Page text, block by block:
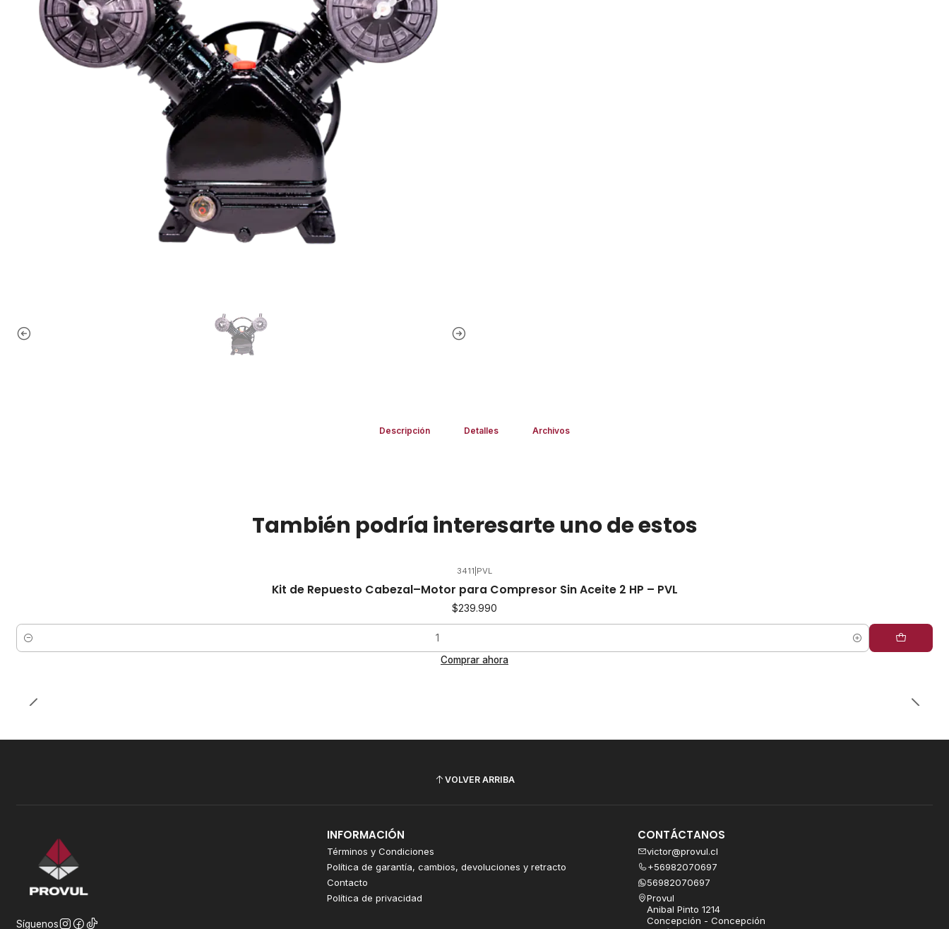
Descripción Detalles Archivos
También podría interesarte uno de estos
3411 PVL
Kit de Repuesto Cabezal–Motor para Compresor Sin Aceite 2 HP – PVL
$239.990
Cantidad
Comprar ahora
VOLVER ARRIBA
Síguenos
INFORMACIÓN
Términos y Condiciones
Política de garantía, cambios, devoluciones y retracto
Contacto
Política de privacidad
CONTÁCTANOS
victor@provul.cl
+56982070697
56982070697
Provul
Anibal Pinto 1214
Concepción - Concepción